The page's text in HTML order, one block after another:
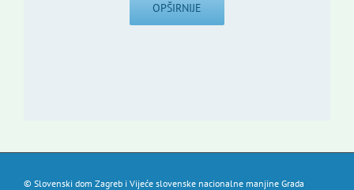
OPŠIRNIJE
© Slovenski dom Zagreb i Vijeće slovenske nacionalne manjine Grada